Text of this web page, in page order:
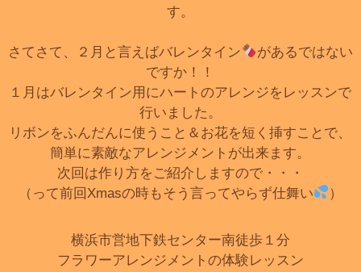
す。
さてさて、２月と言えばバレンタイン
があるではない
ですか！！
１月はバレンタイン用にハートのアレンジをレッスンで
行いました。
リボンをふんだんに使うこと＆お花を短く挿すことで、
簡単に素敵なアレンジメントが出来ます。
次回は作り方をご紹介しますので・・・
（って前回Xmasの時もそう言ってやらず仕舞い
）
横浜市営地下鉄センター南徒歩１分
フラワーアレンジメントの体験レッスン